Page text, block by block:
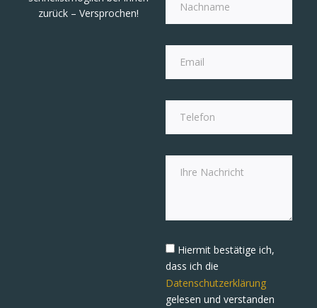
zurück – Versprochen!
Hiermit bestätige ich,
dass ich die
Datenschutzerklärung
gelesen und verstanden